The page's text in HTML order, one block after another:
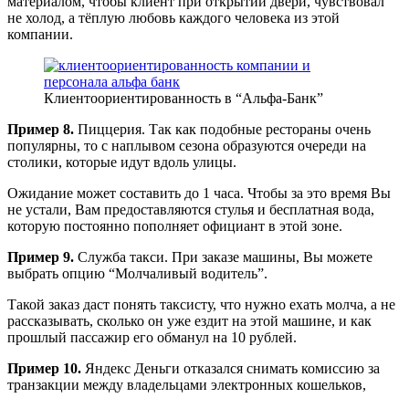
не холод, а тёплую любовь каждого человека из этой
компании.
Клиентоориентированность в “Альфа-Банк”
Пример 8. Пиццерия. Так как подобные рестораны очень
популярны, то с наплывом сезона образуются очереди на
столики, которые идут вдоль улицы.
Ожидание может составить до 1 часа. Чтобы за это время Вы
не устали, Вам предоставляются стулья и бесплатная вода,
которую постоянно пополняет официант в этой зоне.
Пример 9. Служба такси. При заказе машины, Вы можете
выбрать опцию “Молчаливый водитель”.
Такой заказ даст понять таксисту, что нужно ехать молча, а не
рассказывать, сколько он уже ездит на этой машине, и как
прошлый пассажир его обманул на 10 рублей.
Пример 10. Яндекс Деньги отказался снимать комиссию за
транзакции между владельцами электронных кошельков,